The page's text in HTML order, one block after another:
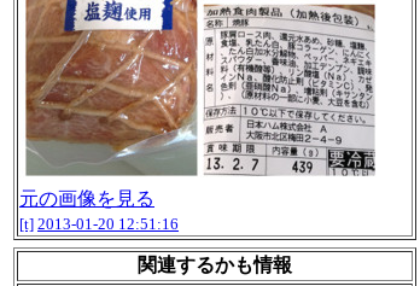
元の画像を見る
[t] 2013-01-20 12:51:16
関連するかも情報